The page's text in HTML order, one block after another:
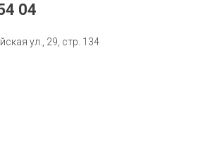
04
ул., 29, стр. 134